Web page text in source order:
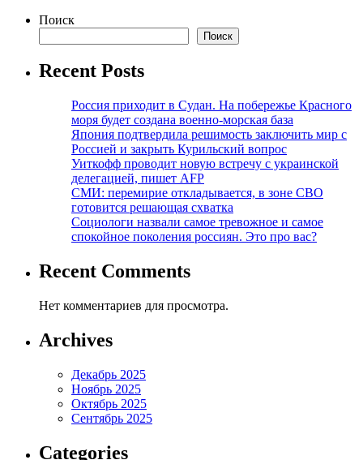
Поиск
Поиск
Recent Posts
Россия приходит в Судан. На побережье Красного
моря будет создана военно-морская база
Япония подтвердила решимость заключить мир с
Россией и закрыть Курильский вопрос
Уиткофф проводит новую встречу с украинской
делегацией, пишет AFP
СМИ: перемирие откладывается, в зоне СВО
готовится решающая схватка
Социологи назвали самое тревожное и самое
спокойное поколения россиян. Это про вас?
Recent Comments
Нет комментариев для просмотра.
Archives
Декабрь 2025
Ноябрь 2025
Октябрь 2025
Сентябрь 2025
Categories